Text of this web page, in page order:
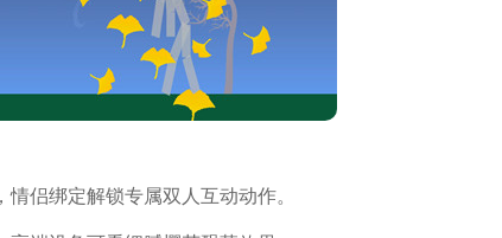
侣绑定解锁专属双人互动动作。